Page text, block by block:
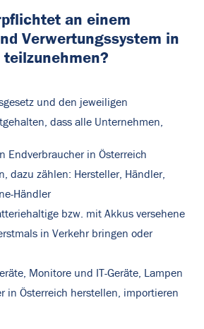
an einem
Verwertungssystem in
und den jeweiligen
dass alle Unternehmen,
Endverbraucher in Österreich
dazu zählen: Hersteller, Händler,
Händler
bzw. mit Akkus versehene
in Verkehr bringen oder
Monitore und IT-Geräte, Lampen
in Österreich herstellen, importieren